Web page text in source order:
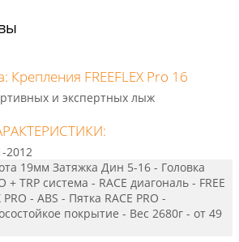
Крепления FREEFLEX Pro 16
и экспертных лыж
2012
19мм Затяжка Дин 5-16 - Головка
+ TRP система - RACE диагональ - FREE
PRO - ABS - Пятка RACE PRO -
покрытие - Вес 2680г - от 49